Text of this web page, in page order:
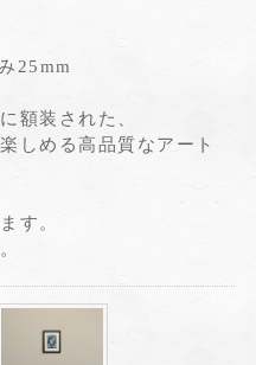
25mm
額装された、
しめる高品質なアート
す。